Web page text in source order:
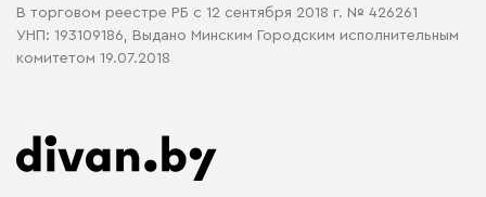
В торговом реестре РБ с 12 сентября 2018 г. № 426261
УНП: 193109186, Выдано Минским Городским исполнительным
комитетом 19.07.2018